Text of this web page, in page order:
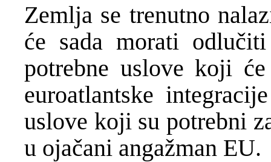
Zemlja se trenutno
će sada morati
potrebne uslove koji
euroatlantske
uslove koji su potrebni
u ojačani angažman EU.